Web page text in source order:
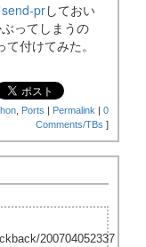
send-prしておい
ってしまうの
付けてみた。
Ports | Permalink | 0
Comments/TBs ]
200704052337